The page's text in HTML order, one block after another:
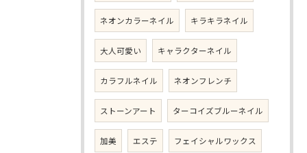
ネオンカラーネイル キラキラネイル
大人可愛い キャラクターネイル
カラフルネイル ネオンフレンチ
ストーンアート ターコイズブルーネイル
加美 エステ フェイシャルワックス